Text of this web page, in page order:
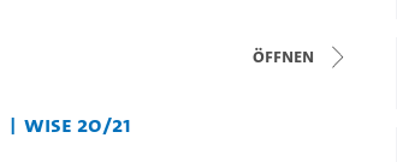
Öffnen
WiSe 20/21